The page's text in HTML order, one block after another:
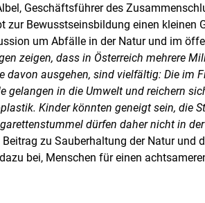
Geschäftsführer des
Bewusstseinsbildung einen kleinen
um Abfälle in der Natur und im
zeigen, dass in Österreich mehrere
davon ausgehen, sind vielfältig: Die im
gelangen in die Umwelt und reichern
Kinder könnten geneigt sein, die
dürfen daher nicht in
zu Sauberhaltung der Natur und
bei, Menschen für einen